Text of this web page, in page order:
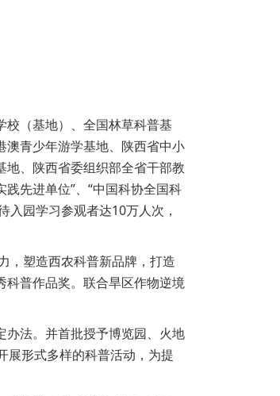
（基地）、全国林草科普基
澳青少年游学基地、陕西省中小
、陕西省委组织部全省干部教
先进单位”、“中国科协全国科
入园学习参观者达10万人次，
，塑造西农科普新品牌，打造
科普作品奖。联合旱区作物逆境
办法。并首批授予博览园、火地
展形式多样的科普活动，为提